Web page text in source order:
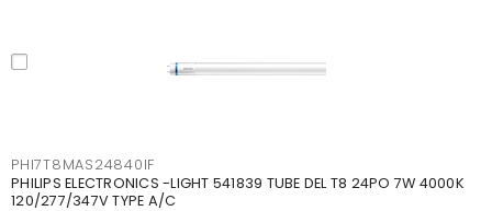
PHI7T8MAS24840IF
PHILIPS ELECTRONICS -LIGHT 541839 TUBE DEL T8 24PO 7W 4000K
120/277/347V TYPE A/C